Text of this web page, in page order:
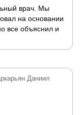
врач. Мы
на основании
все объяснил и
Даниил